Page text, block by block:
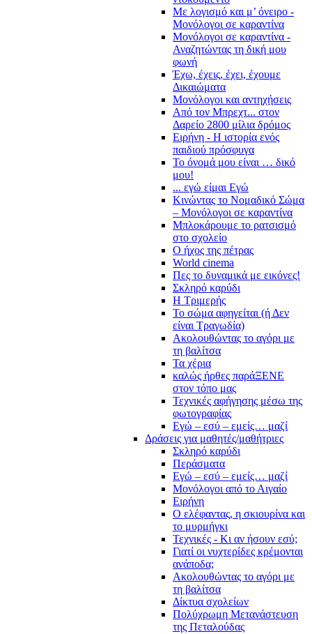
Με λογισμό και μ’ όνειρο -
Μονόλογοι σε καραντίνα
Μονόλογοι σε καραντίνα -
Αναζητώντας τη δική μου
φωνή
Έχω, έχεις, έχει, έχουμε
Δικαιώματα
Μονόλογοι και αντηχήσεις
Από τον Μπρεχτ... στον
Δαρείο 2800 μίλια δρόμος
Ειρήνη - Η ιστορία ενός
παιδιού πρόσφυγα
Το όνομά μου είναι … δικό
μου!
... εγώ είμαι Εγώ
Κινώντας το Νομαδικό Σώμα
– Μονόλογοι σε καραντίνα
Μπλοκάρουμε το ρατσισμό
στο σχολείο
Ο ήχος της πέτρας
World cinema
Πες το δυναμικά με εικόνες!
Σκληρό καρύδι
Η Τριμερής
Το σώμα αφηγείται (ή Δεν
είναι Τραγωδία)
Ακολουθώντας το αγόρι με
τη βαλίτσα
Τα χέρια
καλώς ήρθες παράΞΕΝΕ
στον τόπο μας
Τεχνικές αφήγησης μέσω της
φωτογραφίας
Εγώ – εσύ – εμείς… μαζί
Δράσεις για μαθητές/μαθήτριες
Σκληρό καρύδι
Περάσματα
Εγώ – εσύ – εμείς… μαζί
Μονόλογοι από το Αιγαίο
Ειρήνη
Ο ελέφαντας, η σκιουρίνα και
το μυρμήγκι
Τεχνικές - Κι αν ήσουν εσύ;
Γιατί οι νυχτερίδες κρέμονται
ανάποδα;
Ακολουθώντας το αγόρι με
τη βαλίτσα
Δίκτυα σχολείων
Πολύχρωμη Μετανάστευση
της Πεταλούδας